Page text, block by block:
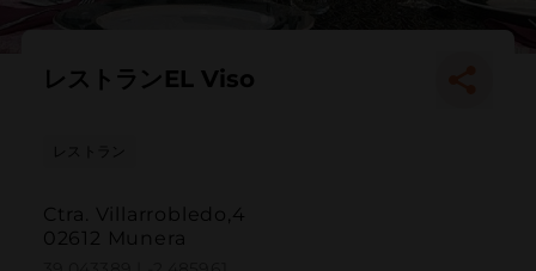
レストランEL Viso
レストラン
Ctra. Villarrobledo,4
02612 Munera